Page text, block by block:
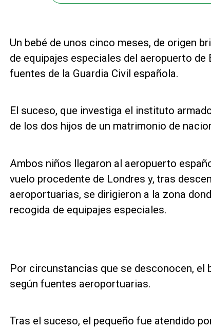
Un bebé de unos cinco meses, de origen
de equipajes especiales del aeropuerto
fuentes de la Guardia Civil española.
El suceso, que investiga el instituto
de los dos hijos de un matrimonio de
Ambos niños llegaron al aeropuerto
vuelo procedente de Londres y, tras
aeroportuarias, se dirigieron a la zona
recogida de equipajes especiales.
Por circunstancias que se desconocen, el
según fuentes aeroportuarias.
Tras el suceso, el pequeño fue atendido